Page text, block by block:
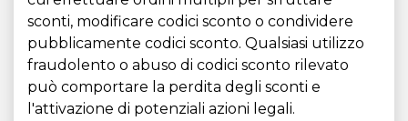
sconti, modificare codici sconto o condividere
pubblicamente codici sconto. Qualsiasi utilizzo
fraudolento o abuso di codici sconto rilevato
può comportare la perdita degli sconti e
l'attivazione di potenziali azioni legali.